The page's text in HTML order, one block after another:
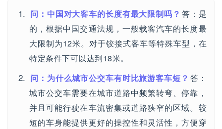
问：中国对大客车的长度有最大限制吗？ 答：是
的，根据中国交通法规，一般载客汽车的长度最
大限制为12米。对于铰接式客车等特殊车型，在
特定条件下可以达到18米。
问：为什么城市公交车有时比旅游客车短？ 答：
城市公交车需要在城市道路中频繁转弯、停靠，
并且可能行驶在车流密集或道路狭窄的区域。较
短的车身能提供更好的操控性和灵活性，方便穿